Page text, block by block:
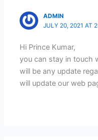
ADMIN
JULY 20, 2021 AT
Hi Prince Kumar,
you can stay in touch
will be any update
will update our web